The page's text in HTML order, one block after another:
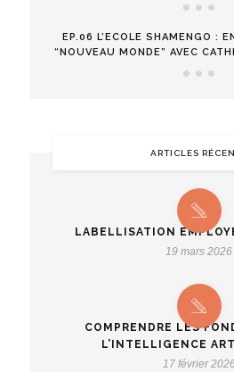
EP.06 L’ECOLE SHAMENGO :
“NOUVEAU MONDE” AVEC
ARTICLES
LABELLISATION
19 mars 2026
COMPRENDRE LES
L’INTELLIGENCE
17 février